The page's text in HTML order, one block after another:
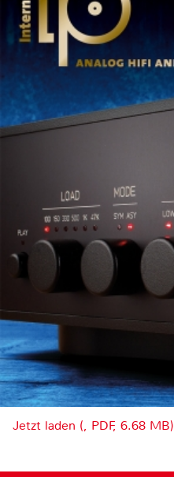
Jetzt laden (, PDF, 6.68 MB)